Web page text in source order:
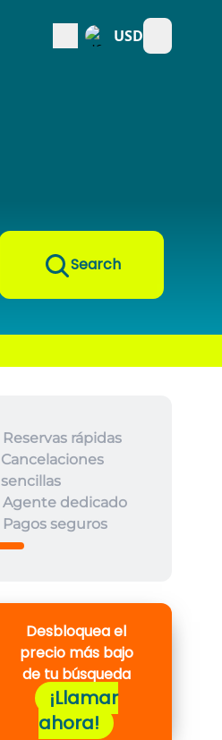
USD Open
Search
Reservas rápidas
Cancelaciones
sencillas
Agente dedicado
Pagos seguros
Desbloquea el
precio más bajo
de tu búsqueda
¡Llamar
ahora!